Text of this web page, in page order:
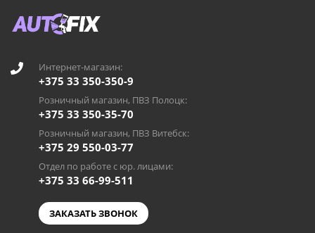
Интернет-магазин:
+375 33 350-350-9
Розничный магазин, ПВЗ Полоцк:
+375 33 350-35-70
Розничный магазин, ПВЗ Витебск:
+375 29 550-03-77
Отдел по работе с юр. лицами:
+375 33 66-99-511
ЗАКАЗАТЬ ЗВОНОК